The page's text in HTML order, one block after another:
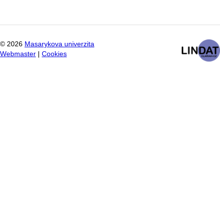
© 2026 Masarykova univerzita
Webmaster
Cookies